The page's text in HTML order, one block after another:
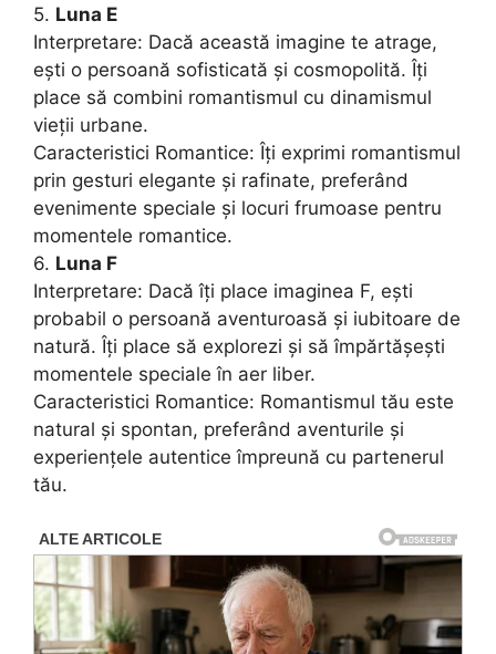
5. Luna E
Interpretare: Dacă această imagine te atrage,
ești o persoană sofisticată și cosmopolită. Îți
place să combini romantismul cu dinamismul
vieții urbane.
Caracteristici Romantice: Îți exprimi romantismul
prin gesturi elegante și rafinate, preferând
evenimente speciale și locuri frumoase pentru
momentele romantice.
6. Luna F
Interpretare: Dacă îți place imaginea F, ești
probabil o persoană aventuroasă și iubitoare de
natură. Îți place să explorezi și să împărtășești
momentele speciale în aer liber.
Caracteristici Romantice: Romantismul tău este
natural și spontan, preferând aventurile și
experiențele autentice împreună cu partenerul
tău.